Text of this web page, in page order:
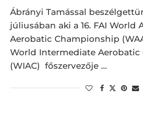
Ábrányi Tamással
júliusában aki a 16. FAI World
Aerobatic Championship
World Intermediate
(WIAC) főszervezője …